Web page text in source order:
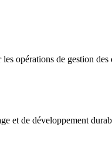
opérations de gestion des
et de développement